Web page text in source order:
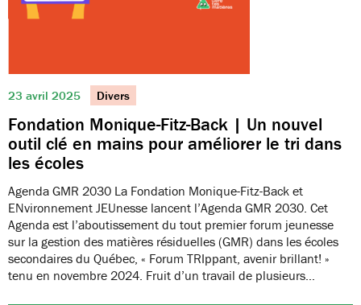
23 avril 2025 Divers
Fondation Monique-Fitz-Back | Un nouvel
outil clé en mains pour améliorer le tri dans
les écoles
Agenda GMR 2030 La Fondation Monique-Fitz-Back et
ENvironnement JEUnesse lancent l’Agenda GMR 2030. Cet
Agenda est l’aboutissement du tout premier forum jeunesse
sur la gestion des matières résiduelles (GMR) dans les écoles
secondaires du Québec, « Forum TRIppant, avenir brillant! »
tenu en novembre 2024. Fruit d’un travail de plusieurs…